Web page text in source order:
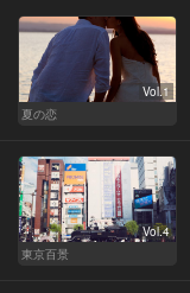
Vol.1
夏の恋
Vol.4
東京百景